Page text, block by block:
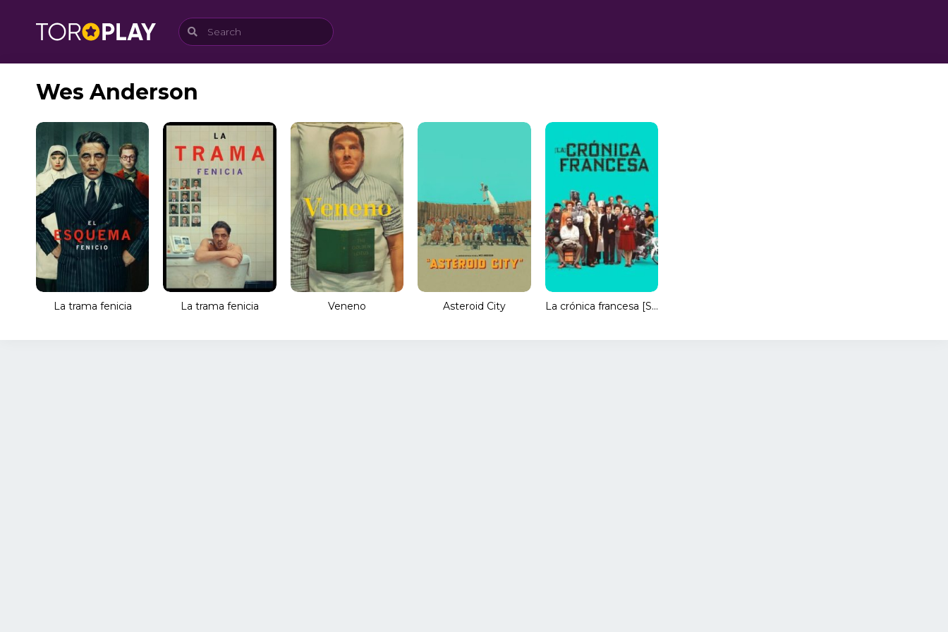
Wes Anderson
La trama fenicia La trama fenicia Veneno Asteroid City La crónica francesa [Spanish]